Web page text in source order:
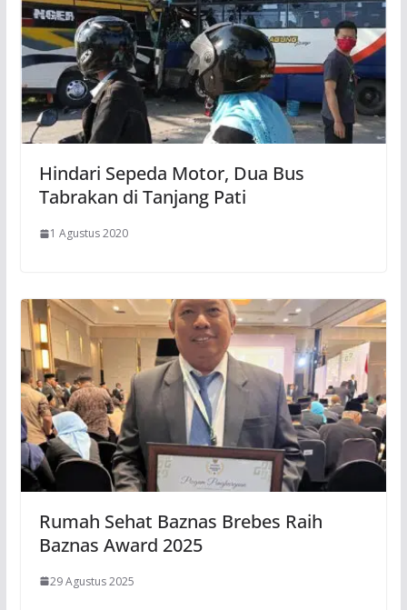
Hindari Sepeda Motor, Dua Bus
Tabrakan di Tanjang Pati
1 Agustus 2020
Rumah Sehat Baznas Brebes Raih
Baznas Award 2025
29 Agustus 2025